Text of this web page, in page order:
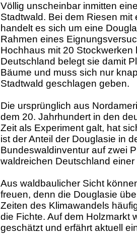
Völlig unscheinbar inmitten
Stadtwald. Bei dem Riesen
handelt es sich um eine
Rahmen eines
Hochhaus mit 20
Deutschland belegt sie damit
Bäume und muss sich nur
Stadtwald geschlagen geben.
Die ursprünglich aus
dem 20. Jahrhundert in den
Zeit als Experiment galt, hat
ist der Anteil der Douglasie in
Bundeswaldinventur auf zwei
waldreichen Deutschland
Aus waldbaulicher Sicht
freuen, denn die Douglasie
Zeiten des Klimawandels
die Fichte. Auf dem Holzmarkt
geschätzt und erfährt aktuell